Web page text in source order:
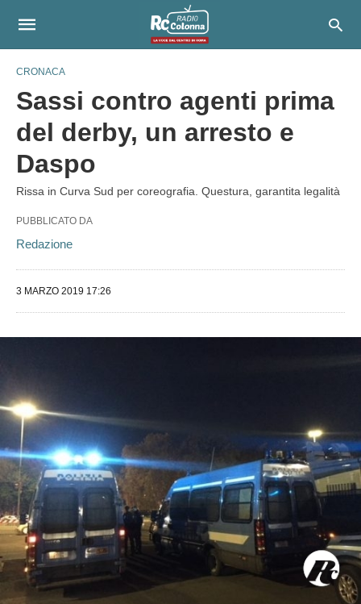
CRONACA
Sassi contro agenti prima
del derby, un arresto e
Daspo
Rissa in Curva Sud per coreografia. Questura, garantita legalità
PUBBLICATO DA
Redazione
3 MARZO 2019 17:26